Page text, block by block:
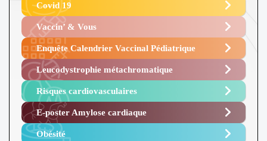
Covid 19
Vaccin’ & Vous
Enquête Calendrier Vaccinal Pédiatrique
Leucodystrophie métachromatique
Risques cardiovasculaires
E-poster Amylose cardiaque ​
Obésité ​